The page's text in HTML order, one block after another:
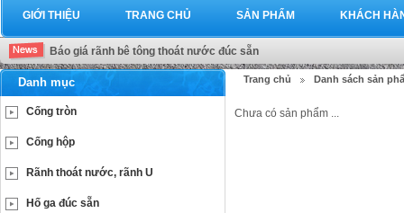
GIỚI THIỆU TRANG CHỦ SẢN PHẨM KHÁCH
Báo giá rãnh bê tông thoát nước đúc sẵn
Trang chủ Danh sách sản
Chưa có sản phẩm ...
Danh mục
Cống tròn
Cống hộp
Rãnh thoát nước, rãnh U
Hố ga đúc sẵn